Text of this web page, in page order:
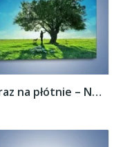
Obraz na płótnie – Na długi spacer z psem...